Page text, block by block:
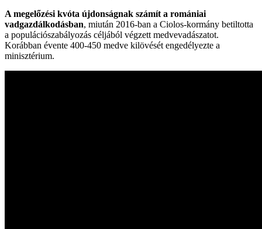
A megelőzési kvóta újdonságnak számít a romániai
vadgazdálkodásban, miután 2016-ban a Ciolos-kormány betiltotta
a populációszabályozás céljából végzett medvevadászatot.
Korábban évente 400-450 medve kilövését engedélyezte a
minisztérium.